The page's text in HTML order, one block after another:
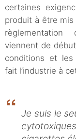
certaines
produit à être
viennent de
conditions et les
fait l’industrie à
Je suis le